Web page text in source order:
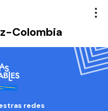
Colombia
redes